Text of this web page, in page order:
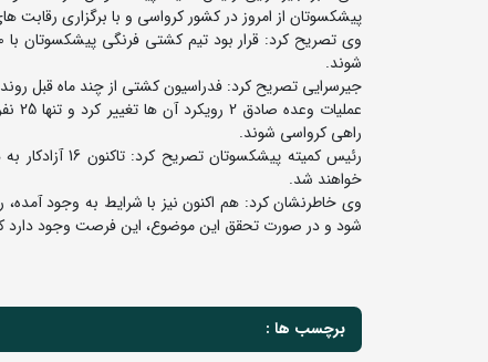
پیشکسوتان از امروز در کشور کرواسی و با برگزاری رقابت
شوند.
جیرسرایی تصریح کرد: فدراسیون کشتی از چند ماه قبل روند
راهی کرواسی شوند.
خواهند شد.
وی خاطرنشان کرد: هم اکنون نیز با شرایط به وجود آمده،
شود و در صورت تحقق این موضوع، این فرصت وجود دارد که
برچسب ها :